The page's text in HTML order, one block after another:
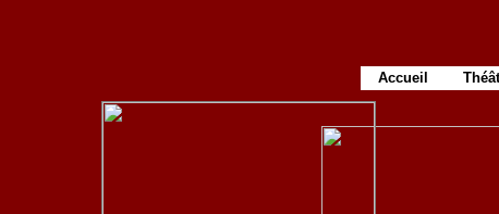
Accueil